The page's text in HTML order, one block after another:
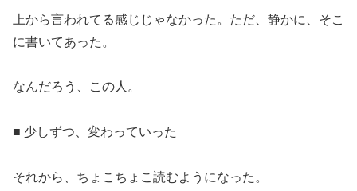
上から言われてる感じじゃなかった。ただ、静かに、そこ
に書いてあった。
なんだろう、この人。
■ 少しずつ、変わっていった
それから、ちょこちょこ読むようになった。